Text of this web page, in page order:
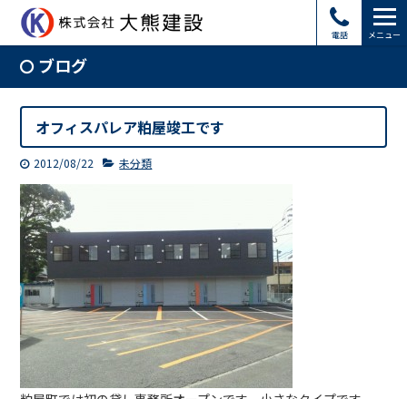
電話 メニュー
ブログ
オフィスパレア粕屋竣工です
2012/08/22 未分類